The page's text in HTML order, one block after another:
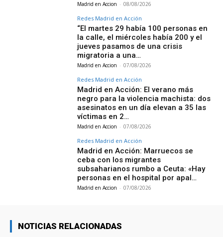
Madrid en Accion - 08/08/2026
Redes Madrid en Acción
“El martes 29 había 100 personas en
la calle, el miércoles había 200 y el
jueves pasamos de una crisis
migratoria a una…
Madrid en Accion - 07/08/2026
Redes Madrid en Acción
Madrid en Acción: El verano más
negro para la violencia machista: dos
asesinatos en un día elevan a 35 las
víctimas en 2…
Madrid en Accion - 07/08/2026
Redes Madrid en Acción
Madrid en Acción: Marruecos se
ceba con los migrantes
subsaharianos rumbo a Ceuta: «Hay
personas en el hospital por apal…
Madrid en Accion - 07/08/2026
NOTICIAS RELACIONADAS